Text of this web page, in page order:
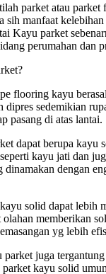
parket atau parket
sih manfaat kelebihan
Kayu parket
perumahan dan
flooring kayu
dipres sedemikian
pasang di atas lantai.
dapat berupa kayu
kayu jati dan
dinamakan dengan
solid dapat lebih
olahan memberikan
yg lebih
parket juga
parket kayu solid